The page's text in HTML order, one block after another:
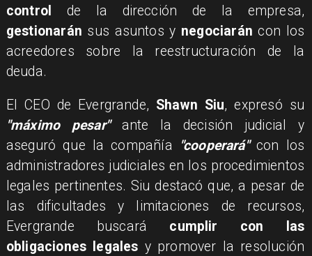
control
de la dirección de la empresa,
gestionarán sus asuntos y negociarán con los
acreedores sobre la reestructuración de la
deuda.
​El CEO de Evergrande, Shawn Siu, expresó su
"máximo pesar" ante la decisión judicial y
aseguró que la compañía
"cooperará"con los
administradores judiciales en los procedimientos
legales pertinentes. Siu destacó que, a pesar de
las dificultades y limitaciones de recursos,
Evergrande buscará cumplir con las
obligaciones legales y promover la resolución